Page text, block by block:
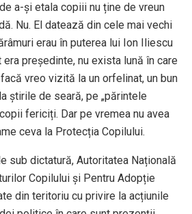
a-și etala copiii nu ține de vreun
Nu. El datează din cele mai vechi
erau în puterea lui Ion Iliescu
președinte, nu exista lună în care
vreo vizită la un orfelinat, un bun
știrile de seară, pe „părintele
fericiți. Dar pe vremea nu avea
ceva la Protecția Copilului.
sub dictatură, Autoritatea Națională
Copilului și Pentru Adopție
din teritoriu cu privire la acțiunile